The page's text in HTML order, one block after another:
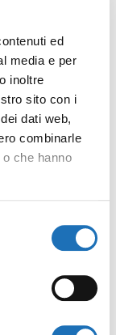
ed
media e per
inoltre
sito con i
dati web,
combinarle
che hanno